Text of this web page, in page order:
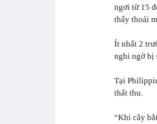
ngơi từ 15
thấy thoải
Ít nhất 2
nghi ngờ bị
Tại
thất thu.
“Khi cây